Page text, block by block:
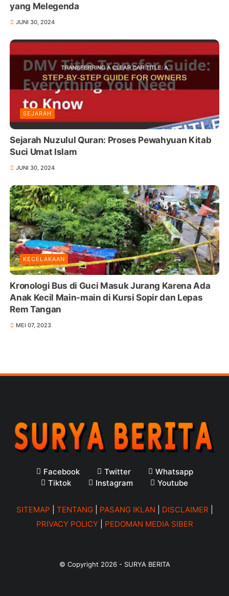
yang Melegenda
JUNI 30, 2024
SEJARAH
Sejarah Nuzulul Quran: Proses Pewahyuan Kitab
Suci Umat Islam
JUNI 30, 2024
KECELAKAAN
Kronologi Bus di Guci Masuk Jurang Karena Ada
Anak Kecil Main-main di Kursi Sopir dan Lepas
Rem Tangan
MEI 07, 2023
Facebook Twitter
Whatsapp
Tiktok
Instagram Youtube
SITEMAP TENTANG| PASANG IKLAN DISCLAIMER
PRIVACY POLICY| PEDOMAN MEDIA SIBER
© Copyright 2026- SURYA BERITA